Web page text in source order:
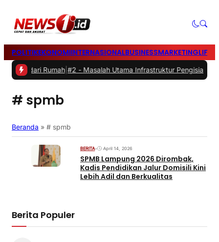
POLITIKEKONOMIINTERNASIONALBUSINESSMARKETING
dari Rumah|#2 -Masalah Utama Infrastruktur Pengisian
# spmb
Beranda » # spmb
BERITA• April 14, 2026
SPMB Lampung 2026 Dirombak,
Kadis Pendidikan Jalur Domisili Kini
Lebih Adil dan Berkualitas
Berita Populer